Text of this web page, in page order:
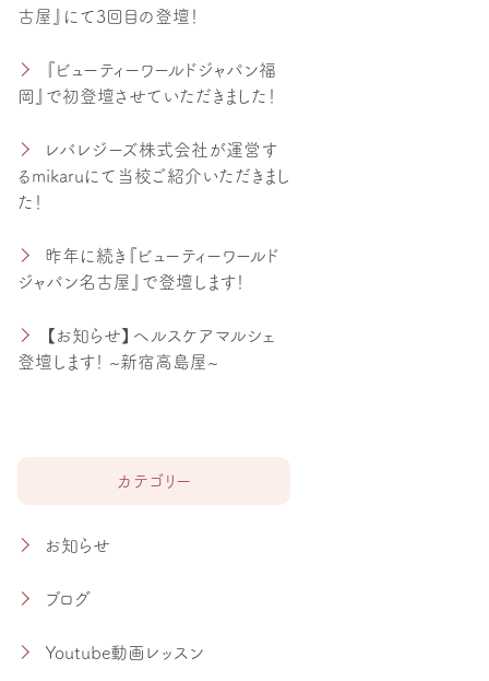
古屋』にて3回目の登壇！
『ビューティーワールドジャパン福
岡』で初登壇させていただきました！
レバレジーズ株式会社が運営す
るmikaruにて当校ご紹介いただきまし
た！
昨年に続き『ビューティーワールド
ジャパン名古屋』で登壇します！
【お知らせ】ヘルスケアマルシェ
登壇します！ ~新宿高島屋~
カテゴリー
お知らせ
ブログ
Youtube動画レッスン